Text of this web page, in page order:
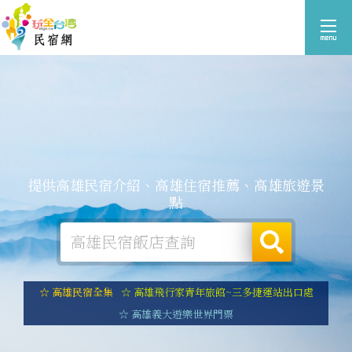
提供高雄民宿介紹、高雄住宿推薦、高雄旅遊景
點
☆ 高雄民宿全集
☆ 高雄飛行家青年旅館~三多捷運站出口處
☆ 高雄義大遊樂世界門票